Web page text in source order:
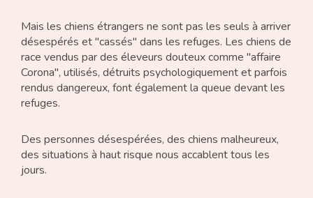
Mais les chiens étrangers ne sont pas les seuls à arriver
désespérés et "cassés" dans les refuges. Les chiens de
race vendus par des éleveurs douteux comme "affaire
Corona", utilisés, détruits psychologiquement et parfois
rendus dangereux, font également la queue devant les
refuges.
Des personnes désespérées, des chiens malheureux,
des situations à haut risque nous accablent tous les
jours.